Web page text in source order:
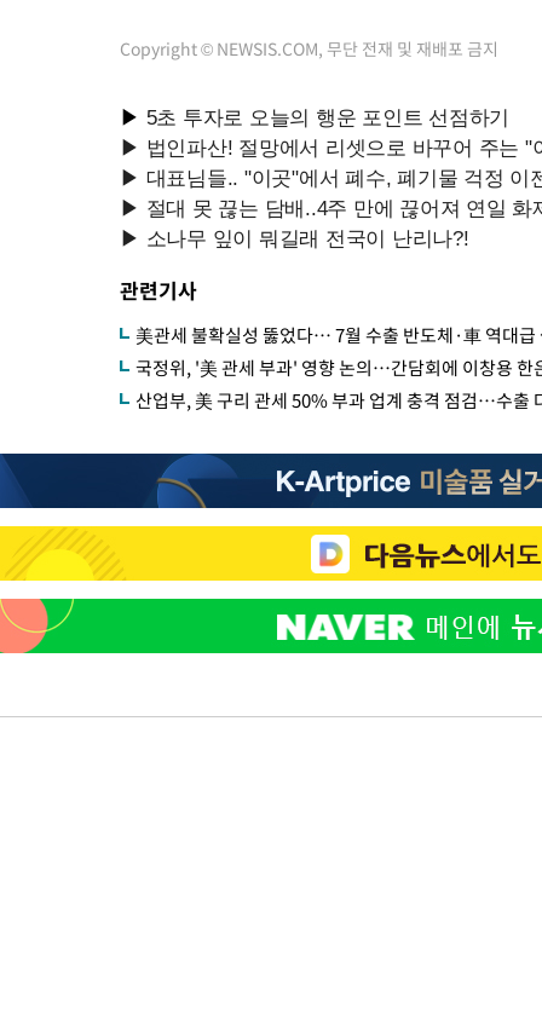
Copyright © NEWSIS.COM, 무단 전재 및 재배포 금지
관련기사
美관세 불확실성 뚫었다… 7월 수출 반도체·車 역대
국정위, '美 관세 부과' 영향 논의…간담회에 이창용 한
산업부, 美 구리 관세 50% 부과 업계 충격 점검…수출